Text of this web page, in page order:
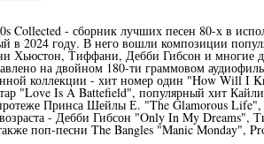
Collected - сборник лучших песен 80-х в
в 2024 году. В него вошли композиции
Хьюстон, Тиффани, Дебби Гибсон и многие
на двойном 180-ти граммовом
коллекции - хит номер один "How Will I
"Love Is A Battefield", популярный хит
Принса Шейлы Е. "The Glamorous Life",
возраста - Дебби Гибсон "Only In My Dreams",
поп-песни The Bangles "Manic Monday",